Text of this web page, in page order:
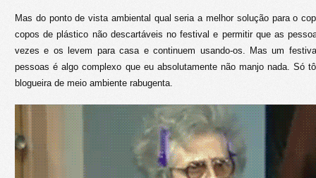
Mas do ponto de vista ambiental qual seria a melhor solução para o
copos de plástico não descartáveis no festival e permitir que as
vezes e os levem para casa e continuem usando-os. Mas um
pessoas é algo complexo que eu absolutamente não manjo nada. Só
blogueira de meio ambiente rabugenta.